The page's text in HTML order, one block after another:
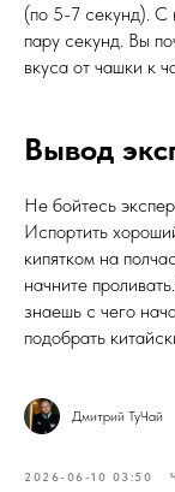
(по 5-7 секунд). С
пару секунд. Вы
вкуса от чашки к
Вывод
Не бойтесь
Испортить
кипятком на
начните
знаешь с чего
подобрать
Дмитрий ТуЧай
2026-06-10 03:50